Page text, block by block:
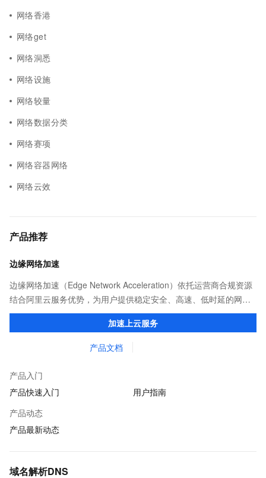
网络香港
网络get
网络洞悉
网络设施
网络较量
网络数据分类
网络赛项
网络容器网络
网络云效
产品推荐
边缘网络加速
边缘网络加速（Edge Network Acceleration）依托运营商合规资源
结合阿里云服务优势，为用户提供稳定安全、高速、低时延的网络
传输，解决客户不同站点的连接、组网、数据安全传输、业务质量
加速上云服务
产品文档
产品入门
产品快速入门
用户指南
产品动态
产品最新动态
域名解析DNS